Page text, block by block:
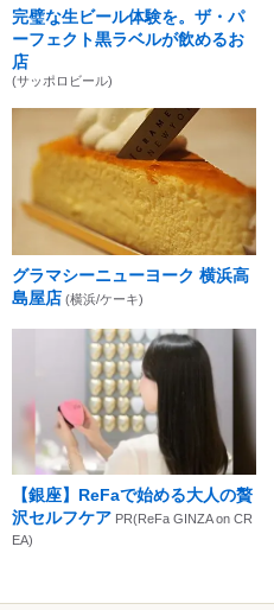
完璧な生ビール体験を。ザ・パ
ーフェクト黒ラベルが飲めるお
店
(サッポロビール)
グラマシーニューヨーク 横浜高
島屋店 (横浜/ケーキ)
【銀座】ReFaで始める大人の贅
沢セルフケア PR(ReFa GINZA on CR
EA)